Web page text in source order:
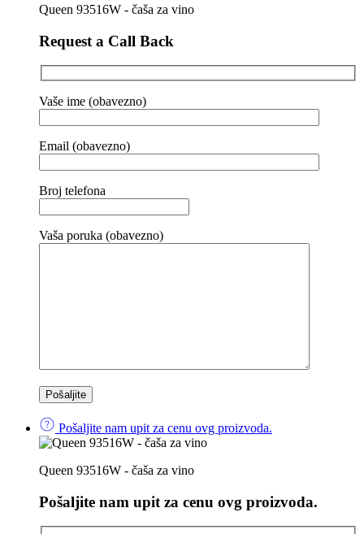
Queen 93516W - čaša za vino
Request a Call Back
Vaše ime (obavezno)
Email (obavezno)
Broj telefona
Vaša poruka (obavezno)
Pošaljite nam upit za cenu ovg proizvoda.
Queen 93516W - čaša za vino
Pošaljite nam upit za cenu ovg proizvoda.